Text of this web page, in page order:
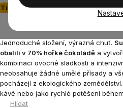
Tip
produktu
je
5,0
z
5
hvězdiček.
4 hodnocení
Jednoduché složení, výrazná chuť.
obalili v 70% hořké čokoládě a
kombinaci ovocné sladkosti a
neobsahuje žádné umělé přísady a
pocházejí z ekologického
kávě nebo jako rychlé potěšení
Hlídat